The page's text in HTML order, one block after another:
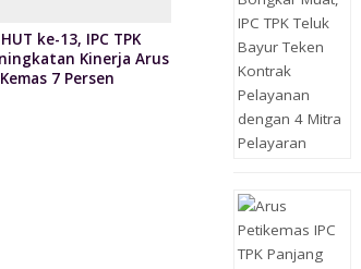
ke-13, IPC TPK
Kinerja Arus
7 Persen